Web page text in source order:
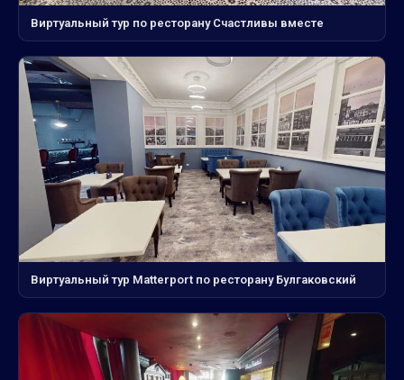
Виртуальный тур по ресторану Счастливы вместе
Виртуальный тур Matterport по ресторану Булгаковский